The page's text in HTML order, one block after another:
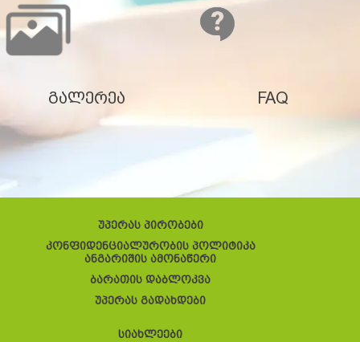
გალერეა FAQ
უპერას პირობები
კონფიდენციალურობის პოლიტიკა
ანგარიშის ამონაწერი
ბარათის დაბლოკვა
უპერას გადახდები
სიახლეები